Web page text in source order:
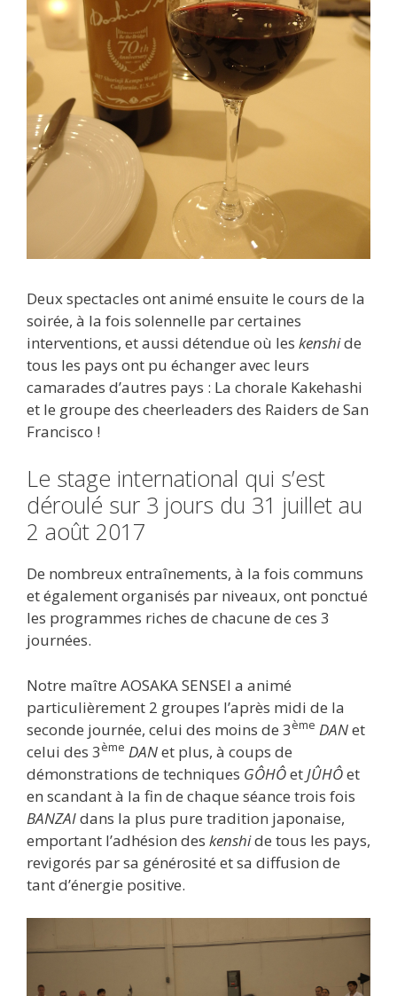
Deux spectacles ont animé ensuite le cours de la
soirée, à la fois solennelle par certaines
interventions, et aussi détendue où les kenshide
tous les pays ont pu échanger avec leurs
camarades d’autres pays : La chorale Kakehashi
et le groupe des cheerleaders des Raiders de San
Francisco !
Le stage international qui s’est
déroulé sur 3 jours du 31 juillet au
2 août 2017
De nombreux entraînements, à la fois communs
et également organisés par niveaux, ont ponctué
les programmes riches de chacune de ces 3
journées.
Notre maître AOSAKA SENSEI a animé
particulièrement 2 groupes l’après midi de la
seconde journée, celui des moins de 3ème DANet
celui des 3ème DANet plus, à coups de
démonstrations de techniques GÔHÔetJÛHÔet
en scandant à la fin de chaque séance trois fois
BANZAIdans la plus pure tradition japonaise,
emportant l’adhésion des kenshide tous les pays,
revigorés par sa générosité et sa diffusion de
tant d’énergie positive.